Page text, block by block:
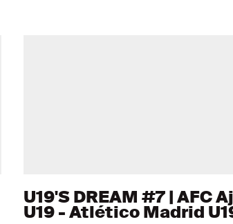
U19'S DREAM #7 | AFC
U19 - Atlético Madrid